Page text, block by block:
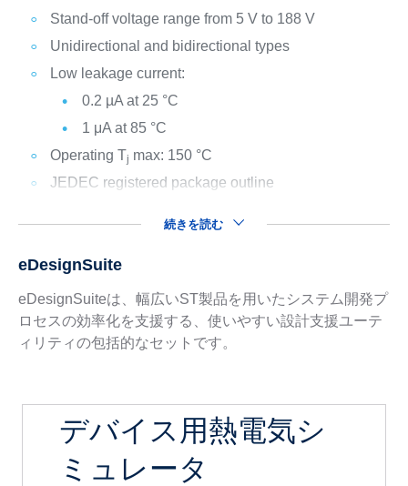
Stand-off voltage range from 5 V to 188 V
Unidirectional and bidirectional types
Low leakage current:
0.2 µA at 25 °C
1 μA at 85 °C
Operating Tj max: 150 °C
JEDEC registered package outline
続きを読む
eDesignSuite
eDesignSuiteは、幅広いST製品を用いたシステム開発プ
ロセスの効率化を支援する、使いやすい設計支援ユーテ
ィリティの包括的なセットです。
デバイス用熱電気シ
ミュレータ